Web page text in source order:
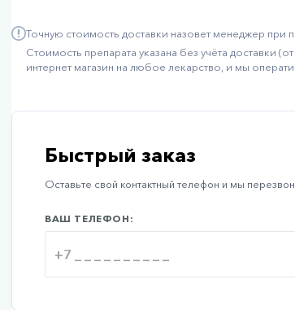
Точную стоимость доставки назовет менеджер при
Стоимость препарата указана без учёта
интернет магазин на любое лекарство, и мы
Быстрый заказ
Оставьте свой контактный телефон и мы
ВАШ ТЕЛЕФОН: